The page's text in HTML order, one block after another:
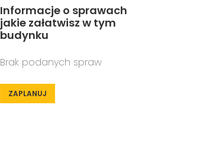
Informacje o sprawach
jakie załatwisz w tym
budynku
Brak podanych spraw
ZAPLANUJ